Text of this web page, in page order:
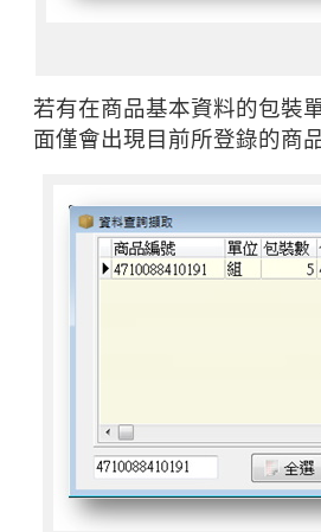
若有在商品基本資料的包裝
面僅會出現目前所登錄的商